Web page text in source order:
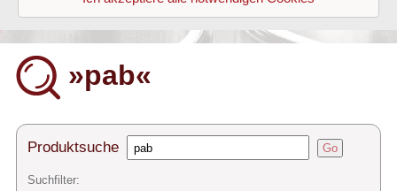
ELISA-Kits
Diaclone Produkte
Home
Produkte
Kontakt
»pab«
Produktsuche Go
Suchfilter: